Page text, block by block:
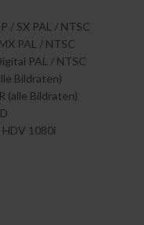
/ SX PAL / NTSC
PAL / NTSC
PAL / NTSC
Bildraten)
(alle Bildraten)
1080i